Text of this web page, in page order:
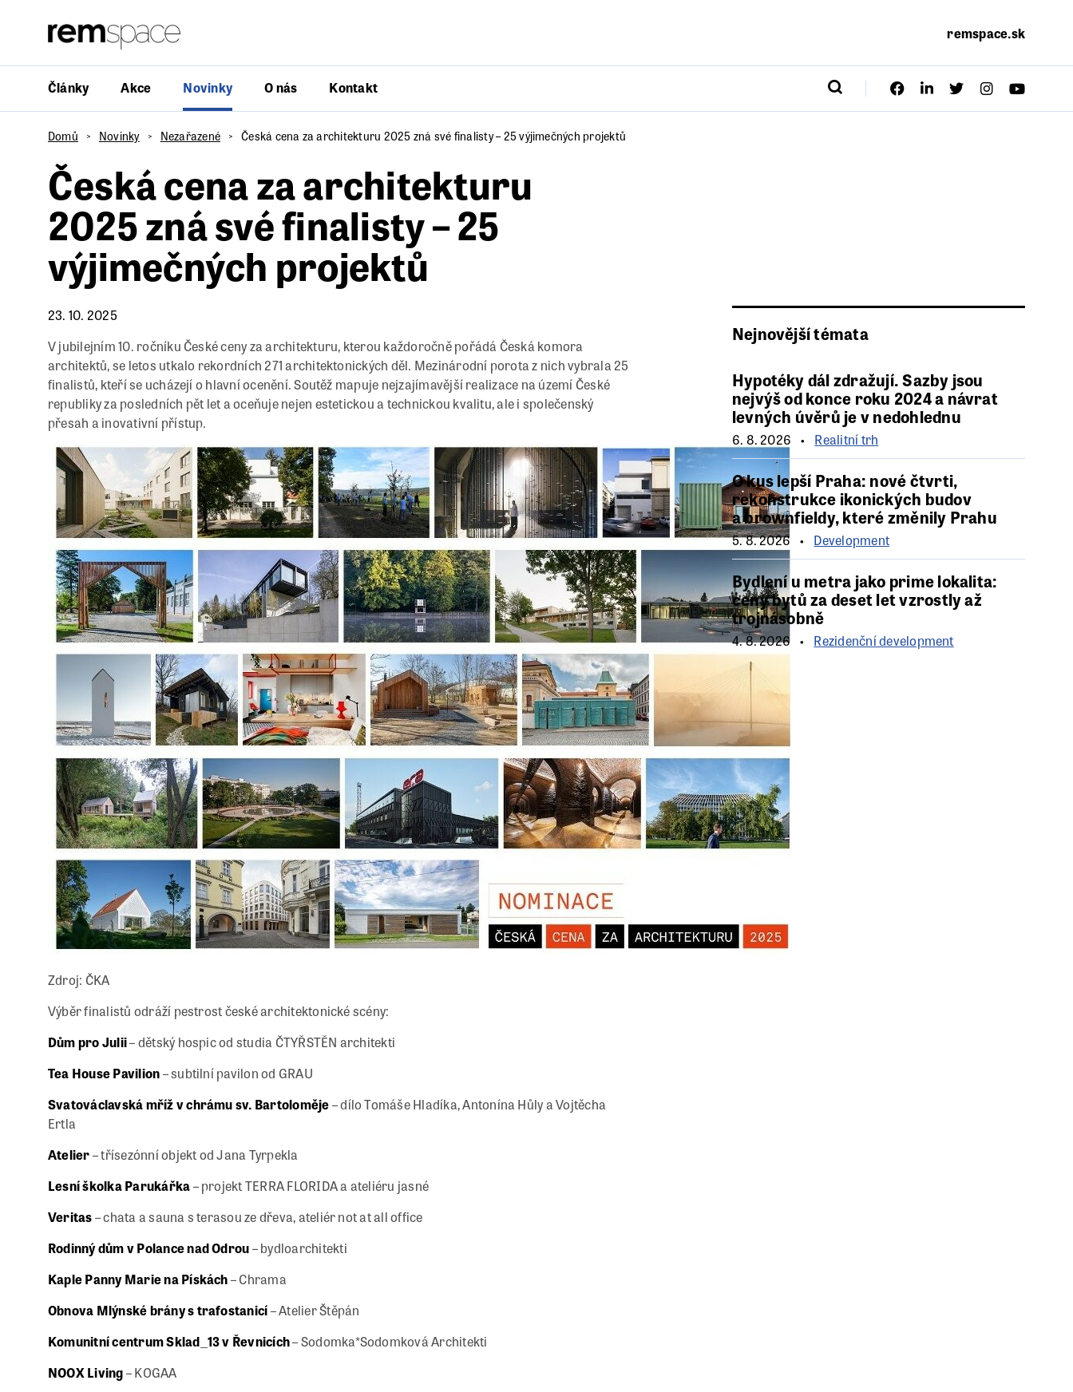
remspace.sk
Články Akce Novinky O nás Kontakt
Domů Novinky Nezařazené Česká cena za architekturu 2025 zná své finalisty – 25 výjimečných projektů
Česká cena za architekturu
2025 zná své finalisty – 25
výjimečných projektů
23. 10. 2025
V jubilejním 10. ročníku České ceny za architekturu, kterou každoročně pořádá Česká komora
architektů, se letos utkalo rekordních 271 architektonických děl. Mezinárodní porota z nich vybrala 25
finalistů, kteří se ucházejí o hlavní ocenění. Soutěž mapuje nejzajímavější realizace na území České
republiky za posledních pět let a oceňuje nejen estetickou a technickou kvalitu, ale i společenský
přesah a inovativní přístup.
Zdroj: ČKA
Výběr finalistů odráží pestrost české architektonické scény:
Dům pro Julii– dětský hospic od studia ČTYŘSTĚN architekti
Tea House Pavilion– subtilní pavilon od GRAU
Svatováclavská mříž v chrámu sv. Bartoloměje– dílo Tomáše Hladíka, Antonína Hůly a Vojtěcha
Ertla
Atelier– třísezónní objekt od Jana Tyrpekla
Lesní školka Parukářka– projekt TERRA FLORIDA a ateliéru jasné
Veritas– chata a sauna s terasou ze dřeva, ateliér not at all office
Rodinný dům v Polance nad Odrou– bydloarchitekti
Kaple Panny Marie na Pískách– Chrama
Obnova Mlýnské brány s trafostanicí– Atelier Štěpán
Komunitní centrum Sklad_13 v Řevnicích– Sodomka*Sodomková Architekti
NOOX Living– KOGAA
Nejnovější témata
Hypotéky dál zdražují. Sazby jsou
nejvýš od konce roku 2024 a návrat
levných úvěrů je v nedohlednu
6. 8. 2026 Realitní trh
O kus lepší Praha: nové čtvrti,
rekonstrukce ikonických budov
a brownfieldy, které změnily Prahu
5. 8. 2026 Development
Bydlení u metra jako prime lokalita:
ceny bytů za deset let vzrostly až
trojnásobně
4. 8. 2026 Rezidenční development